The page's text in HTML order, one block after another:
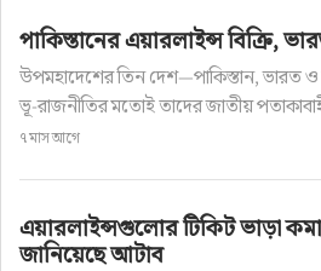
পাকিস্তানের এয়ারলাইন্স বিক্রি,
উপমহাদেশের তিন দেশ—পাকিস্তান, ভারত ও
ভূ-রাজনীতির মতোই তাদের জাতীয়
৭ মাস আগে
এয়ারলাইন্সগুলোর টিকিট ভাড়া
জানিয়েছে আটাব